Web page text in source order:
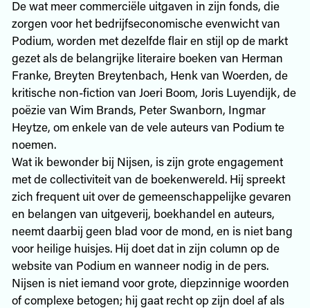
De wat meer commerciële uitgaven in zijn fonds, die
zorgen voor het bedrijfseconomische evenwicht van
Podium, worden met dezelfde flair en stijl op de markt
gezet als de belangrijke literaire boeken van Herman
Franke, Breyten Breytenbach, Henk van Woerden, de
kritische non-fiction van Joeri Boom, Joris Luyendijk, de
poëzie van Wim Brands, Peter Swanborn, Ingmar
Heytze, om enkele van de vele auteurs van Podium te
noemen.
Wat ik bewonder bij Nijsen, is zijn grote engagement
met de collectiviteit van de boekenwereld. Hij spreekt
zich frequent uit over de gemeenschappelijke gevaren
en belangen van uitgeverij, boekhandel en auteurs,
neemt daarbij geen blad voor de mond, en is niet bang
voor heilige huisjes. Hij doet dat in zijn column op de
website van Podium en wanneer nodig in de pers.
Nijsen is niet iemand voor grote, diepzinnige woorden
of complexe betogen; hij gaat recht op zijn doel af als